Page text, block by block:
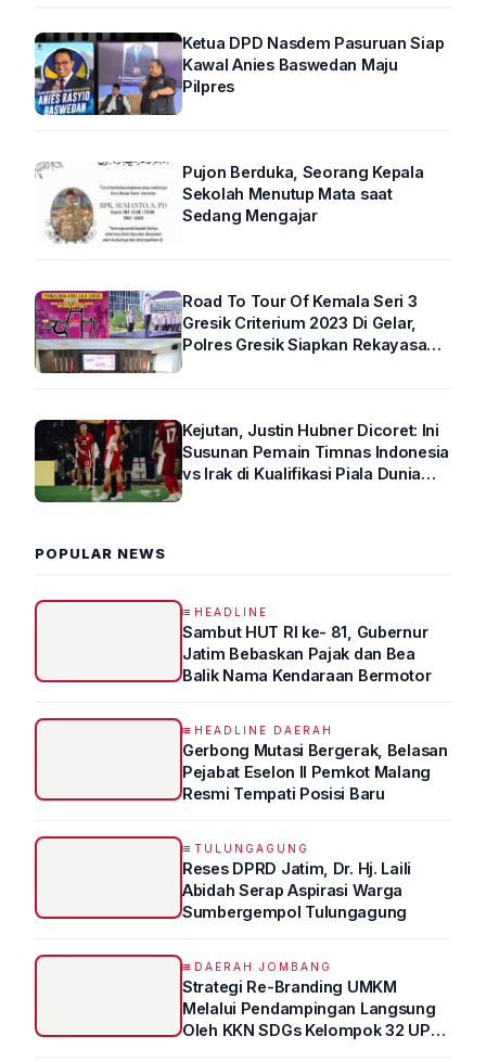
Ketua DPD Nasdem Pasuruan Siap
Kawal Anies Baswedan Maju
Pilpres
Pujon Berduka, Seorang Kepala
Sekolah Menutup Mata saat
Sedang Mengajar
Road To Tour Of Kemala Seri 3
Gresik Criterium 2023 Di Gelar,
Polres Gresik Siapkan Rekayasa
Kejutan, Justin Hubner Dicoret: Ini
Susunan Pemain Timnas Indonesia
vs Irak di Kualifikasi Piala Dunia
POPULAR NEWS
HEADLINE
Sambut HUT RI ke- 81, Gubernur
Jatim Bebaskan Pajak dan Bea
Balik Nama Kendaraan Bermotor
HEADLINE DAERAH
Gerbong Mutasi Bergerak, Belasan
Pejabat Eselon II Pemkot Malang
Resmi Tempati Posisi Baru
TULUNGAGUNG
Reses DPRD Jatim, Dr. Hj. Laili
Abidah Serap Aspirasi Warga
Sumbergempol Tulungagung
DAERAH JOMBANG
Strategi Re-Branding UMKM
Melalui Pendampingan Langsung
Oleh KKN SDGs Kelompok 32 UPN